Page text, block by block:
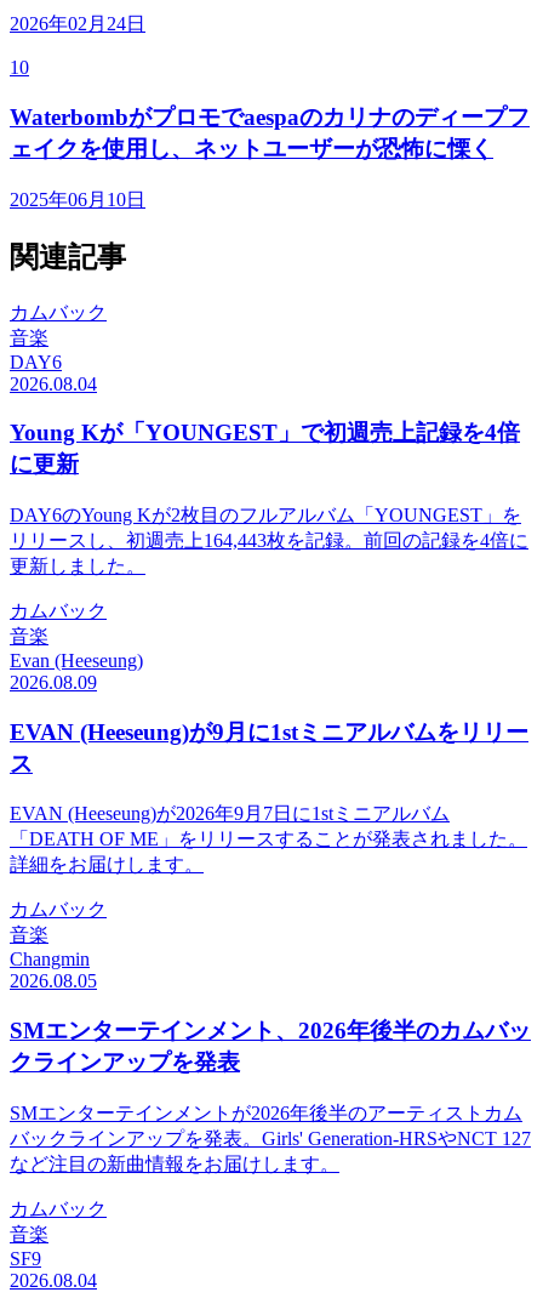
2026年02月24日
10
Waterbombがプロモでaespaのカリナのディープフ
ェイクを使用し、ネットユーザーが恐怖に慄く
2025年06月10日
関連記事
カムバック
音楽
DAY6
2026.08.04
Young Kが「YOUNGEST」で初週売上記録を4倍
に更新
DAY6のYoung Kが2枚目のフルアルバム「YOUNGEST」を
リリースし、初週売上164,443枚を記録。前回の記録を4倍に
更新しました。
カムバック
音楽
Evan (Heeseung)
2026.08.09
EVAN (Heeseung)が9月に1stミニアルバムをリリー
ス
EVAN (Heeseung)が2026年9月7日に1stミニアルバム
「DEATH OF ME」をリリースすることが発表されました。
詳細をお届けします。
カムバック
音楽
Changmin
2026.08.05
SMエンターテインメント、2026年後半のカムバッ
クラインアップを発表
SMエンターテインメントが2026年後半のアーティストカム
バックラインアップを発表。Girls' Generation-HRSやNCT 127
など注目の新曲情報をお届けします。
カムバック
音楽
SF9
2026.08.04